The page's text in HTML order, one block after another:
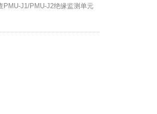
PMU-J1/PMU-J2绝缘监测单元